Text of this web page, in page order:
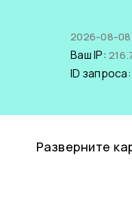
2026-08-08
Ваш IP:
ID запроса:
Разверните